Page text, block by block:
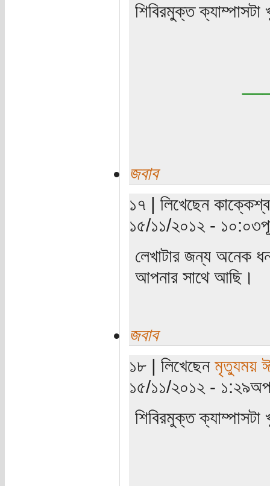
শিবিরমুক্ত ক্যাম্পাসটা
জবাব
১৭ | লিখেছেন
১৫/১১/২০১২ -
লেখাটার জন্য অনেক
আপনার সাথে আছি।
জবাব
১৮ | লিখেছেন মৃত্যুময়
১৫/১১/২০১২ -
শিবিরমুক্ত ক্যাম্পাসটা